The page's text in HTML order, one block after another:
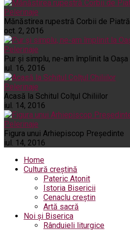
Pelerinaje
Mănăstirea rupestră Corbii de Piatră
oct. 2, 2016
Pelerinaje
Pur şi simplu, ne-am împlinit la Oaşa
iul. 16, 2016
Pelerinaje
Acasă la Schitul Colţul Chiliilor
iul. 14, 2016
Pelerinaje
Figura unui Arhiepiscop Preşedinte
iul. 14, 2016
Home
Cultură creștină
Pateric Atonit
Istoria Bisericii
Cenaclu creștin
Artă sacră
Noi și Biserica
Rânduieli liturgice